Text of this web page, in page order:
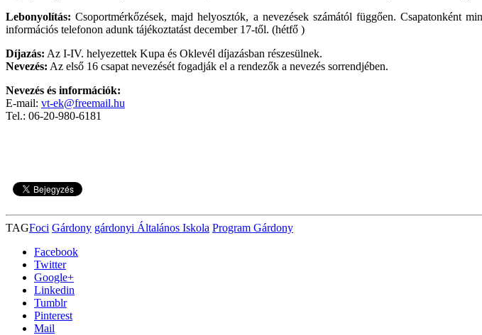
Lebonyolítás: Csoportmérkőzések, majd helyosztók, a nevezések számától függően. Csapatonként
információs telefonon adunk tájékoztatást december 17-től. (hétfő )
Díjazás: Az I-IV. helyezettek Kupa és Oklevél díjazásban részesülnek.
Nevezés: Az első 16 csapat nevezését fogadják el a rendezők a nevezés sorrendjében.
Nevezés és információk:
E-mail: vt-ek@freemail.hu
Tel.: 06-20-980-6181
TAGFoci Gárdony gárdonyi Általános Iskola Program Gárdony
Facebook
Twitter
Google+
Linkedin
Tumblr
Pinterest
Mail